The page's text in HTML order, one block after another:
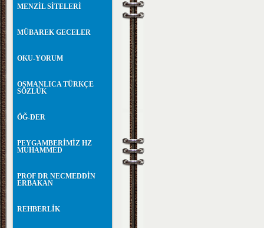
MENZİL SİTELERİ
MÜBAREK GECELER
OKU-YORUM
OSMANLICA TÜRKÇE
SÖZLÜK
ÖĞ-DER
PEYGAMBERİMİZ HZ
MUHAMMED
PROF DR NECMEDDİN
ERBAKAN
REHBERLİK